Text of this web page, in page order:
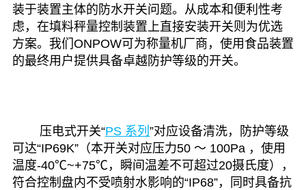
装于装置主体的防水开关问题。从成本和便利性考
虑，在填料秤量控制装置上直接安装开关则为优选
方案。我们ONPOW可为称量机厂商，使用食品装置
的最终用户提供具备卓越防护等级的开关。
压电式开关“PS 系列 ”对应设备清洗，防护等级
可达“IP69K”（本开关对应压力50 ～ 100Pa ，使用
温度-40℃~+75℃，瞬间温差不可超过20摄氏度），
符合控制盘内不受喷射水影响的“IP68”，同时具备抗